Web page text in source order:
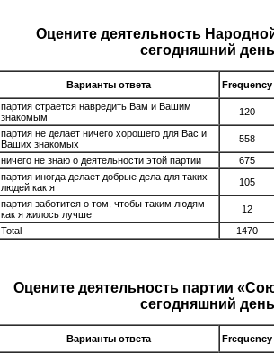
Оцените деятельность
сегодняшний день
Варианты ответа
Frequency
партия страется навредить Вам и Вашим
знакомым
120
партия не делает ничего хорошего для Вас и
Ваших знакомых
558
ничего не знаю о деятельности этой партии
675
партия иногда делает добрые дела для таких
людей как я
105
партия заботится о том, чтобы таким людям
как я жилось лучше
12
Total
1470
Оцените деятельность партии
сегодняшний день
Варианты ответа
Frequency